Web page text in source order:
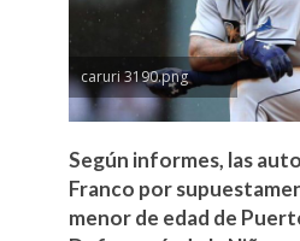
caruri 3190.png
Según informes, las
Franco por
menor de edad de